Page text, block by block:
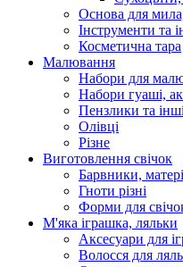
Основа для
Інструменти та
Косметична тара
Малювання
Набори для
Набори гуаші,
Пензлики та
Олівці
Різне
Виготовлення свічок
Барвники,
Гноти різні
Форми для
М'яка іграшка, ляльки
Аксесуари для
Волосся для